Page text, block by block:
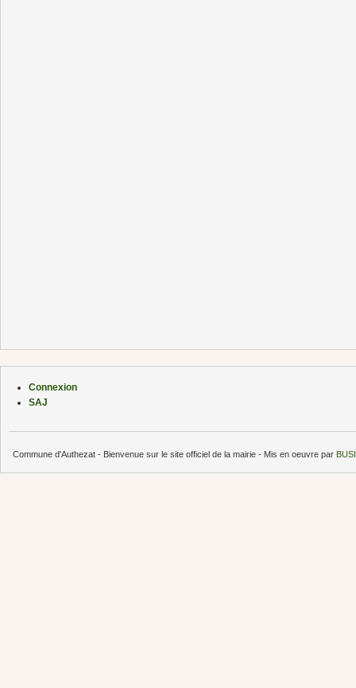
Connexion
SAJ
Commune d'Authezat - Bienvenue sur le site officiel de la mairie - Mis en oeuvre par